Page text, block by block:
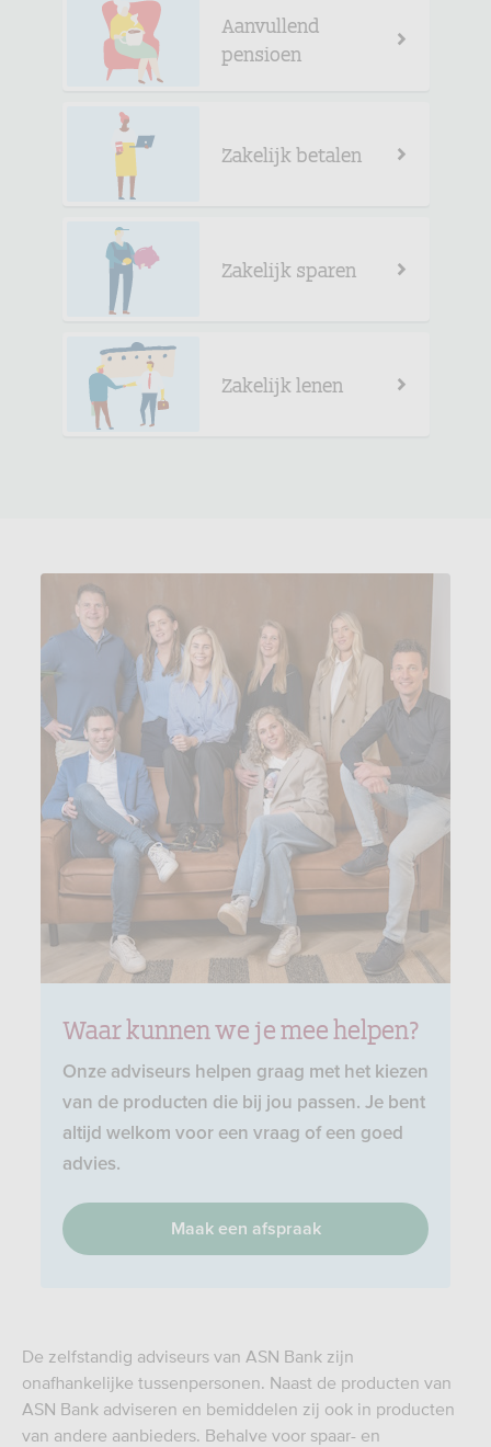
Aanvullend
pensioen
Zakelijk betalen
Zakelijk sparen
Zakelijk lenen
Waar kunnen we je mee helpen?
Onze adviseurs helpen graag met het kiezen
van de producten die bij jou passen. Je bent
altijd welkom voor een vraag of een goed
advies.
Maak een afspraak
De zelfstandig adviseurs van ASN Bank zijn
onafhankelijke tussenpersonen. Naast de producten van
ASN Bank adviseren en bemiddelen zij ook in producten
van andere aanbieders. Behalve voor spaar- en